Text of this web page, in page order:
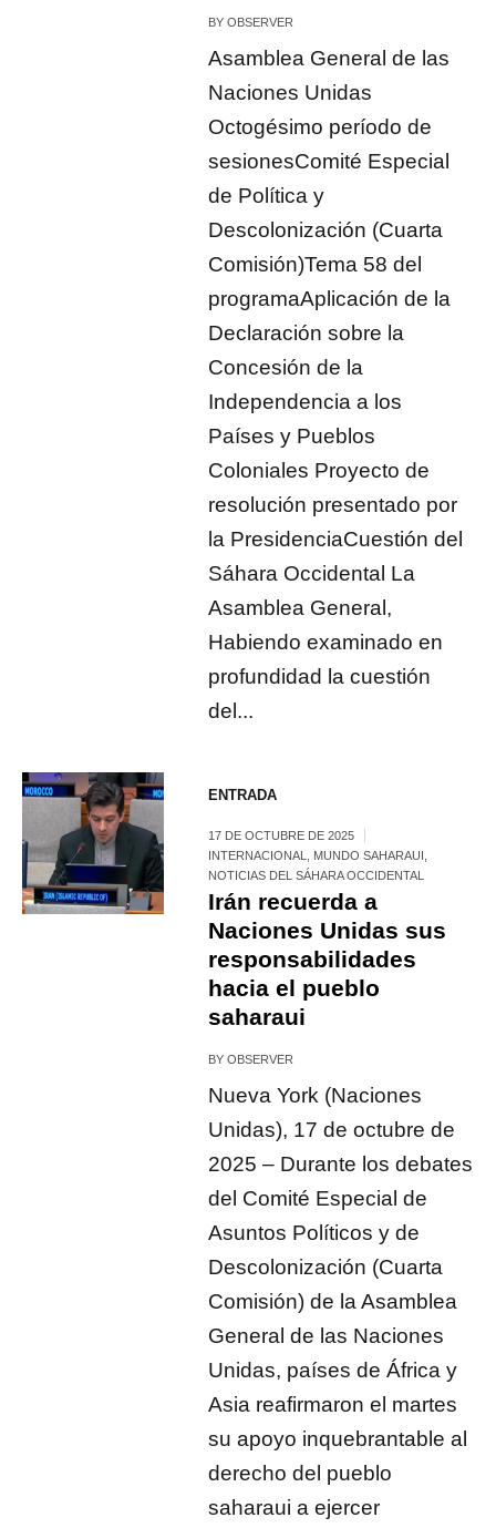
BYOBSERVER
Asamblea General de las
Naciones Unidas
Octogésimo período de
sesionesComité Especial
de Política y
Descolonización (Cuarta
Comisión)Tema 58 del
programaAplicación de la
Declaración sobre la
Concesión de la
Independencia a los
Países y Pueblos
Coloniales Proyecto de
resolución presentado por
la PresidenciaCuestión del
Sáhara Occidental La
Asamblea General,
Habiendo examinado en
profundidad la cuestión
del...
ENTRADA
17 DE OCTUBRE DE 2025
INTERNACIONAL
MUNDO SAHARAUI
NOTICIAS DEL SÁHARA OCCIDENTAL
Irán recuerda a
Naciones Unidas sus
responsabilidades
hacia el pueblo
saharaui
BYOBSERVER
Nueva York (Naciones
Unidas), 17 de octubre de
2025 – Durante los debates
del Comité Especial de
Asuntos Políticos y de
Descolonización (Cuarta
Comisión) de la Asamblea
General de las Naciones
Unidas, países de África y
Asia reafirmaron el martes
su apoyo inquebrantable al
derecho del pueblo
saharaui a ejercer